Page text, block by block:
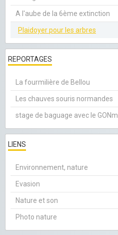
A l'aube de la 6ème extinction
Plaidoyer pour les arbres
REPORTAGES
La fourmilière de Bellou
Les chauves souris normandes
stage de baguage avec le GONm
LIENS
Environnement, nature
Evasion
Nature et son
Photo nature